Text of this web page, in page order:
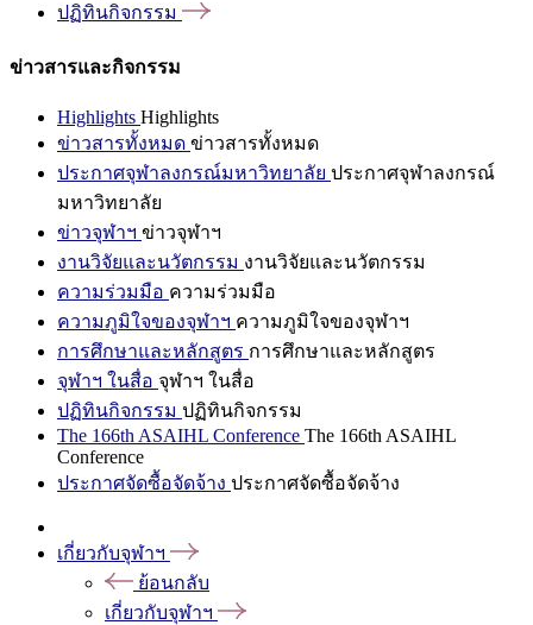
ปฏิทินกิจกรรม
ข่าวสารและกิจกรรม
Highlights Highlights
ข่าวสารทั้งหมด ข่าวสารทั้งหมด
ประกาศจุฬาลงกรณ์มหาวิทยาลัย ประกาศจุฬาลงกรณ์
มหาวิทยาลัย
ข่าวจุฬาฯ ข่าวจุฬาฯ
งานวิจัยและนวัตกรรม งานวิจัยและนวัตกรรม
ความร่วมมือ ความร่วมมือ
ความภูมิใจของจุฬาฯ ความภูมิใจของจุฬาฯ
การศึกษาและหลักสูตร การศึกษาและหลักสูตร
จุฬาฯ ในสื่อ จุฬาฯ ในสื่อ
ปฏิทินกิจกรรม ปฏิทินกิจกรรม
The 166th ASAIHL Conference The 166th ASAIHL
Conference
ประกาศจัดซื้อจัดจ้าง ประกาศจัดซื้อจัดจ้าง
เกี่ยวกับจุฬาฯ
ย้อนกลับ
เกี่ยวกับจุฬาฯ